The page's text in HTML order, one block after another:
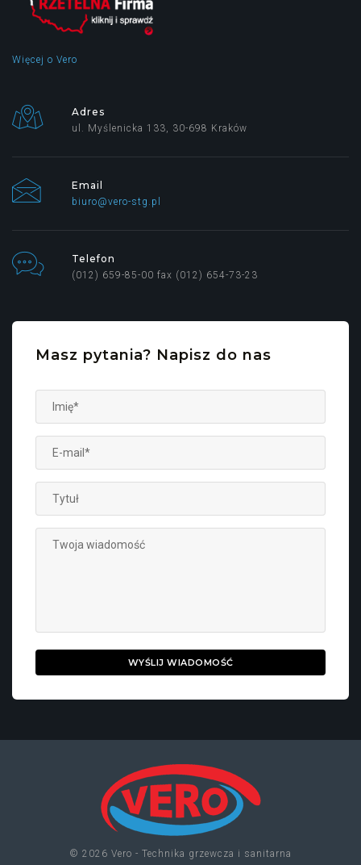
Więcej o Vero
Adres
ul. Myślenicka 133, 30-698 Kraków
Email
biuro@vero-stg.pl
Telefon
(012) 659-85-00 fax (012) 654-73-23
Masz pytania? Napisz do nas
WYŚLIJ WIADOMOŚĆ
© 2026 Vero - Technika grzewcza i sanitarna